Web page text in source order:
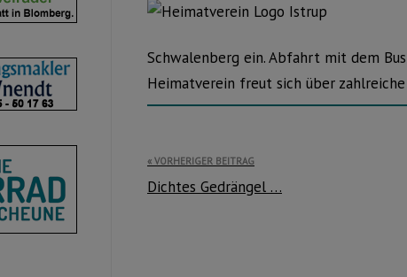
Schwalenberg ein. Abfahrt mit dem
Heimatverein freut sich über zahlreiche
Beitragsnavigation
VORHERIGER BEITRAG
Dichtes Gedrängel …